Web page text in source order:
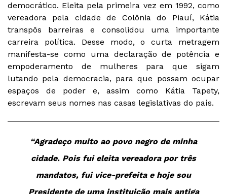
democrático. Eleita pela primeira vez em 1992, como
vereadora pela cidade de Colônia do Piauí, Kátia
transpôs barreiras e consolidou uma importante
carreira política. Desse modo, o curta metragem
manifesta-se como uma declaração de potência e
empoderamento de mulheres para que sigam
lutando pela democracia, para que possam ocupar
espaços de poder e, assim como Kátia Tapety,
escrevam seus nomes nas casas legislativas do país.
“Agradeço muito ao povo negro de minha
cidade. Pois fui eleita vereadora por três
mandatos, fui vice-prefeita e hoje sou
Presidente de uma instituição mais antiga